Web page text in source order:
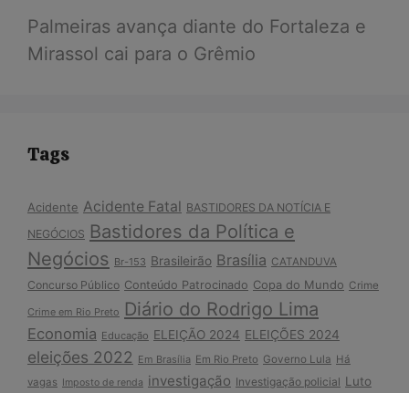
Palmeiras avança diante do Fortaleza e
Mirassol cai para o Grêmio
Tags
Acidente Acidente Fatal BASTIDORES DA NOTÍCIA E
NEGÓCIOS Bastidores da Política e
Negócios Br-153 Brasileirão Brasília CATANDUVA
Concurso Público Conteúdo Patrocinado Copa do Mundo Crime
Crime em Rio Preto Diário do Rodrigo Lima
Economia Educação ELEIÇÃO 2024 ELEIÇÕES 2024
eleições 2022 Em Brasília Em Rio Preto Governo Lula Há
vagas
Imposto de renda investigação Investigação policial Luto